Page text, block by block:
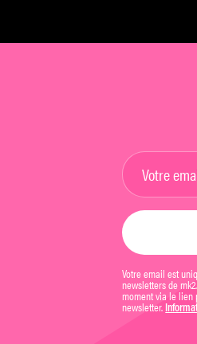
Votre email est
newsletters de
moment via le lien
newsletter.